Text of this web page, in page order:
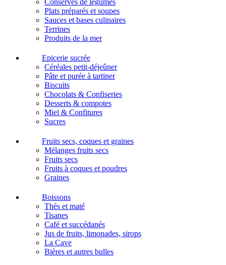
Conserves de légumes
Plats préparés et soupes
Sauces et bases culinaires
Terrines
Produits de la mer
Epicerie sucrée
Céréales petit-déjeûner
Pâte et purée à tartiner
Biscuits
Chocolats & Confiseries
Desserts & compotes
Miel & Confitures
Sucres
Fruits secs, coques et graines
Mélanges fruits secs
Fruits secs
Fruits à coques et poudres
Graines
Boissons
Thés et maté
Tisanes
Café et succédanés
Jus de fruits, limonades, sirops
La Cave
Bières et autres bulles